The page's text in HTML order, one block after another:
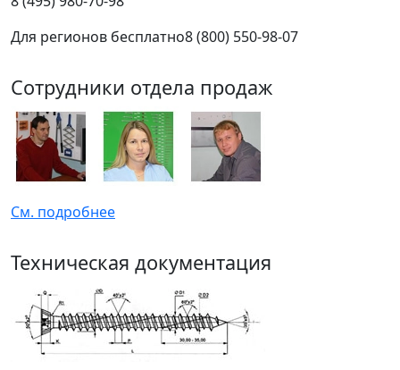
Для регионов бесплатно8 (800) 550-98-07
Сотрудники отдела продаж
См. подробнее
Техническая документация